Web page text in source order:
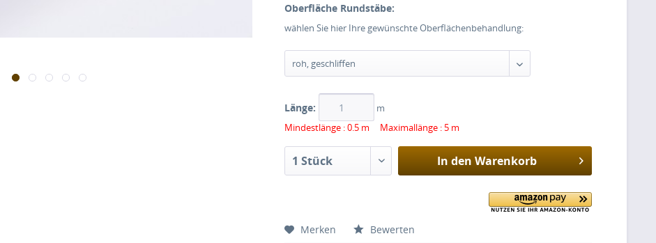
Oberfläche Rundstäbe:
wählen Sie hier Ihre gewünschte Oberflächenbehandlung:
Länge:
m
Mindestlänge : 0.5 m Maximallänge : 5 m
In den Warenkorb
Merken Bewerten